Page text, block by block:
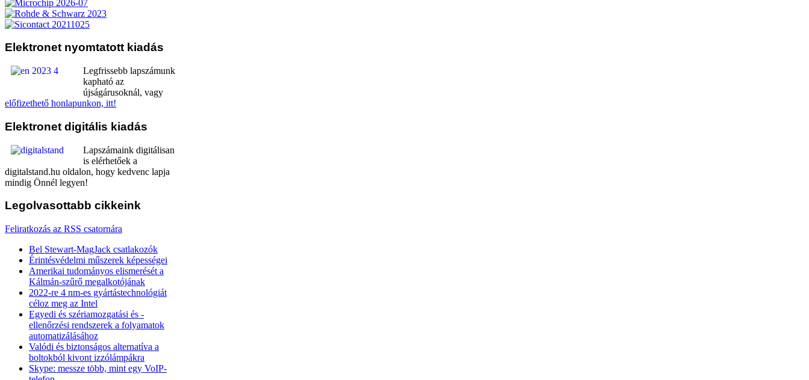
Elektronet nyomtatott kiadás
Legfrissebb lapszámunk
kapható az
újságárusoknál, vagy
előfizethető honlapunkon, itt!
Elektronet digitális kiadás
Lapszámaink digitálisan
is elérhetőek a
digitalstand.hu oldalon, hogy kedvenc lapja
mindig Önnél legyen!
Legolvasottabb cikkeink
Feliratkozás az RSS csatornára
Bel Stewart-MagJack csatlakozók
Érintésvédelmi műszerek képességei
Amerikai tudományos elismerését a
Kálmán-szűrő megalkotójának
2022-re 4 nm-es gyártástechnológiát
céloz meg az Intel
Egyedi és szériamozgatási és -
ellenőrzési rendszerek a folyamatok
automatizálásához
Valódi és biztonságos alternatíva a
boltokból kivont izzólámpákra
Skype: messze több, mint egy VoIP-